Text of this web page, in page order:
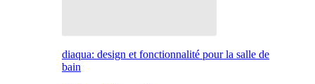
diaqua: design et fonctionnalité pour la salle de
bain